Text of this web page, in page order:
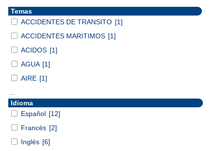
Temas
ACCIDENTES DE TRANSITO [1]
ACCIDENTES MARITIMOS [1]
ACIDOS [1]
AGUA [1]
AIRE [1]
Idioma
Español [12]
Francés [2]
Inglés [6]